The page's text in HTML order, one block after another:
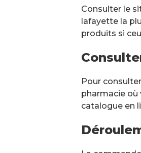
Consulter le
lafayette la
produits si
Pour
pharmacie où
catalogue en